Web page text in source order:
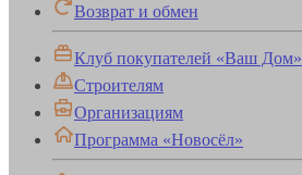
Возврат и обмен
Клуб покупателей «Ваш Дом»
Строителям
Организациям
Программа «Новосёл»